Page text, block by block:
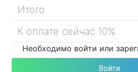
Итого
К оплате сейчас 10%
Необходимо войти или
Войти